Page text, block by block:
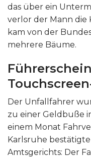
das über ein
verlor der Mann die
kam von der
mehrere Bäume.
Der Unfallfahrer
zu einer Geldbuße
einem Monat
Karlsruhe
Amtsgerichts: Der